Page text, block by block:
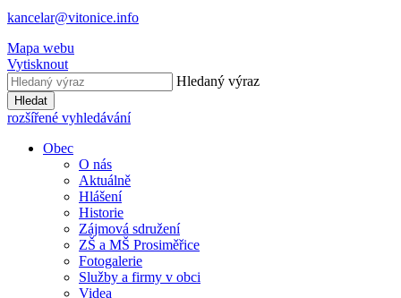
kancelar@vitonice.info
Mapa webu
Vytisknout
Hledaný výraz
Hledat
rozšířené vyhledávání
Obec
O nás
Aktuálně
Hlášení
Historie
Zájmová sdružení
ZŠ a MŠ Prosiměřice
Fotogalerie
Služby a firmy v obci
Videa